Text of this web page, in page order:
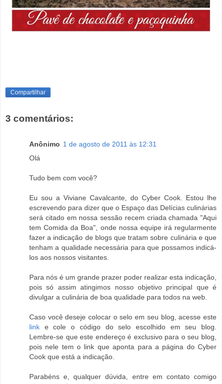
Compartilhar
3 comentários:
Anônimo 1 de agosto de 2011 às 12:31
Olá
Tudo bem com você?
Eu sou a Viviane Cavalcante, do Cyber Cook. Estou lhe
escrevendo para dizer que o Espaço das Delícias culinárias
será citado em nossa sessão recem criada chamada "Aqui
tem Comida da Boa", onde nossa equipe irá regularmente
fazer a indicação de blogs que tratam sobre culinária e que
tenham a qualidade necessária para que possamos indicá-
los aos nossos visitantes.
Para nós é um grande prazer poder realizar esta indicação,
pois só assim atingimos nosso objetivo principal que é
divulgar a culinária de boa qualidade para todos na web.
Caso você deseje colocar o selo em seu blog, acesse este
link e cole o código do selo escolhido em seu blog.
Lembre-se que este endereço é exclusivo para o seu blog,
pois nele tem o link que aponta para a página do Cyber
Cook que está a indicação.
Parabéns e, qualquer dúvida, entre em contato comigo